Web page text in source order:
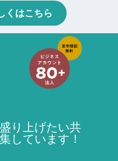
くはこちら
り上げたい共
しています！